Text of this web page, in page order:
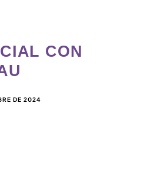
CON
DE 2024